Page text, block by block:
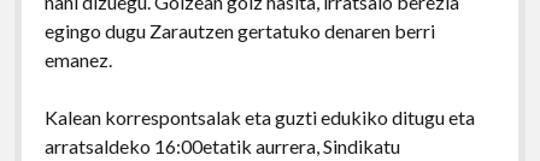
egingo dugu Zarautzen gertatuko denaren berri
emanez.
Kalean korrespontsalak eta guzti edukiko ditugu eta
arratsaldeko 16:00etatik aurrera, Sindikatu